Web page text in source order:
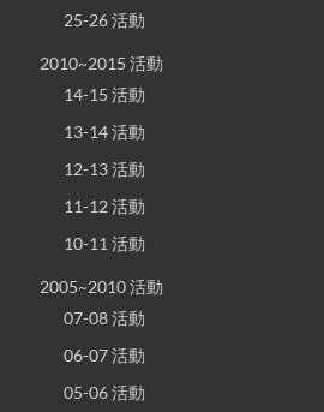
25-26 活動
2010~2015 活動
14-15 活動
13-14 活動
12-13 活動
11-12 活動
10-11 活動
2005~2010 活動
07-08 活動
06-07 活動
05-06 活動